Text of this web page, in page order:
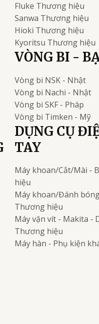
Fluke Thương hiệu
Sanwa Thương hiệu
Hioki Thương hiệu
Kyoritsu Thương hiệu
VÒNG BI -
Vòng bi NSK - Nhật
Vòng bi Nachi - Nhật
Vòng bi SKF - Pháp
Vòng bi Timken - Mỹ
DỤNG CỤ
TAY
Máy khoan/Cắt/Mài -
hiệu
Máy khoan/Đánh
Thương hiệu
Máy vặn vít - Makita -
Thương hiệu
Máy hàn - Phụ kiện